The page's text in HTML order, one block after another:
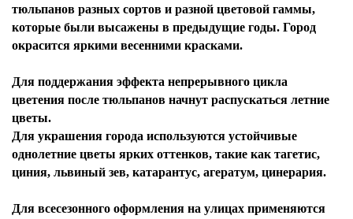
тюльпанов разных сортов и разной цветовой гаммы,
которые были высажены в предыдущие годы. Город
окрасится яркими весенними красками.
Для поддержания эффекта непрерывного цикла
цветения после тюльпанов начнут распускаться летние
цветы.
Для украшения города используются устойчивые
однолетние цветы ярких оттенков, такие как тагетис,
циния, львиный зев, катарантус, агератум, цинерария.
Для всесезонного оформления на улицах применяются